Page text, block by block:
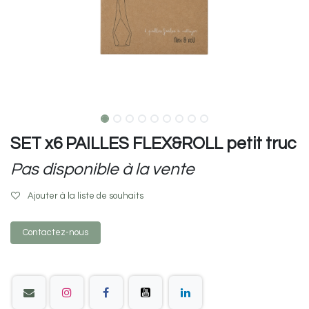
SET x6 PAILLES FLEX&ROLL petit truc
Pas disponible à la vente
Ajouter à la liste de souhaits
Contactez-nous